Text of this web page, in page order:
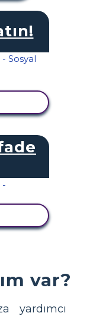
var?
yardımcı